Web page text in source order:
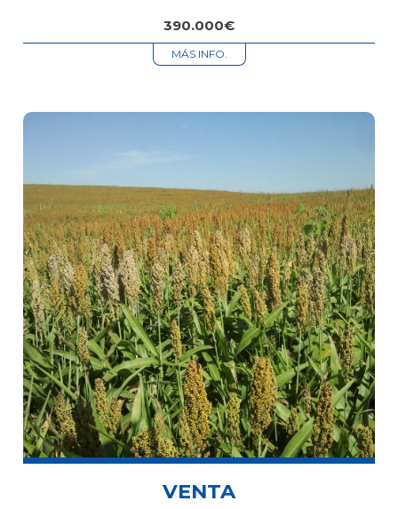
390.000€
MÁS INFO.
VENTA